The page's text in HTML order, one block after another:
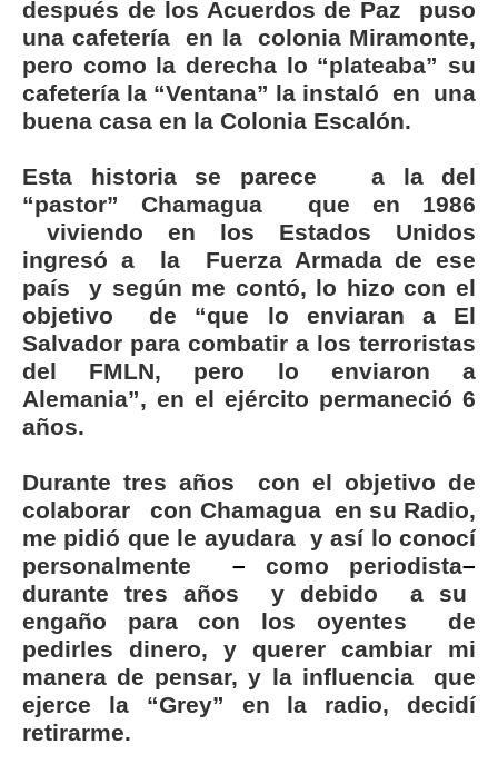
después de los Acuerdos de Paz puso
una cafetería en la colonia Miramonte,
pero como la derecha lo “plateaba” su
cafetería la “Ventana” la instaló en una
buena casa en la Colonia Escalón.
Esta historia se parece a la del
“pastor” Chamagua que en 1986
viviendo en los Estados Unidos
ingresó a la Fuerza Armada de ese
país y según me contó, lo hizo con el
objetivo de “que lo enviaran a El
Salvador para combatir a los terroristas
del FMLN, pero lo enviaron a
Alemania”, en el ejército permaneció 6
años.
Durante tres años con el objetivo de
colaborar con Chamagua en su Radio,
me pidió que le ayudara y así lo conocí
personalmente – como periodista–
durante tres años y debido a su
engaño para con los oyentes de
pedirles dinero, y querer cambiar mi
manera de pensar, y la influencia que
ejerce la “Grey” en la radio, decidí
retirarme.